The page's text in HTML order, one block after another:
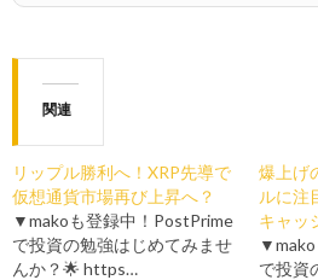
関連
リップル勝利へ！XRP先導で
仮想通貨市場再び上昇へ？
▼makoも登録中！PostPrime
で投資の勉強はじめてみませ
んか？🌟 https…
爆上げ
ルに注
キャッ
で投資